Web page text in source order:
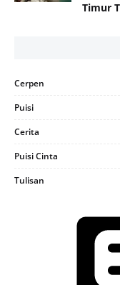
Timur
Cerpen
Puisi
Cerita
Puisi Cinta
Tulisan